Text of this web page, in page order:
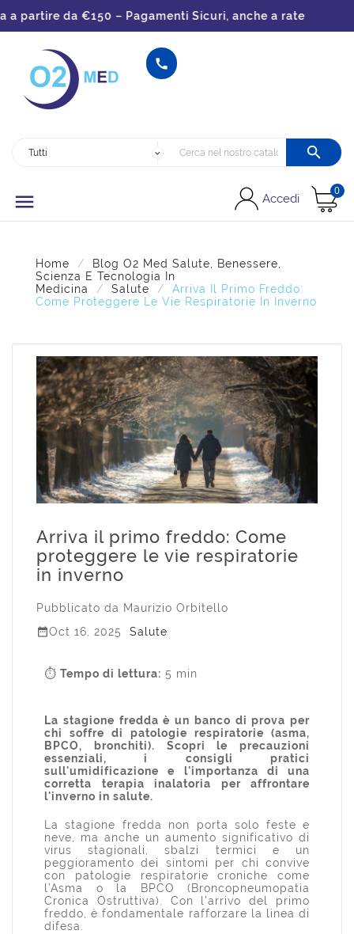
da €150 – Pagamenti Sicuri, anche a rate


 Accedi
0
Home
Blog O2 Med Salute, Benessere,
Scienza E Tecnologia In
Medicina
Salute
Arriva Il Primo Freddo:
Come Proteggere Le Vie Respiratorie In Inverno
Arriva il primo freddo: Come
proteggere le vie respiratorie
in inverno
Pubblicato da Maurizio Orbitello
Oct 16, 2025 Salute
⏱ Tempo di lettura: 5 min
La stagione fredda è un banco di prova per
chi soffre di patologie respiratorie (asma,
BPCO, bronchiti). Scopri le precauzioni
essenziali, i consigli pratici
sull'umidificazione e l'importanza di una
corretta terapia inalatoria per affrontare
l'inverno in salute.
La stagione fredda non porta solo feste e
neve, ma anche un aumento significativo di
virus stagionali, sbalzi termici e un
peggioramento dei sintomi per chi convive
con patologie respiratorie croniche come
l’Asma o la BPCO (Broncopneumopatia
Cronica Ostruttiva). Con l'arrivo del primo
freddo, è fondamentale rafforzare la linea di
difesa.